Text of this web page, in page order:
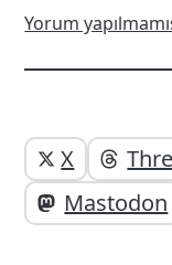
Yorum
Yazı
altı
Yazıyı
X
Mastodon